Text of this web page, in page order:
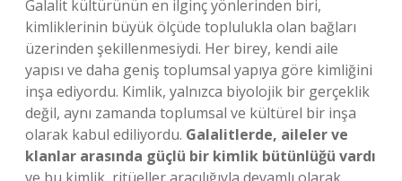
Galalit kültürünün en ilginç yönlerinden biri,
kimliklerinin büyük ölçüde toplulukla olan bağları
üzerinden şekillenmesiydi. Her birey, kendi aile
yapısı ve daha geniş toplumsal yapıya göre kimliğini
inşa ediyordu. Kimlik, yalnızca biyolojik bir gerçeklik
değil, aynı zamanda toplumsal ve kültürel bir inşa
olarak kabul ediliyordu. Galalitlerde, aileler ve
klanlar arasında güçlü bir kimlik bütünlüğü vardı